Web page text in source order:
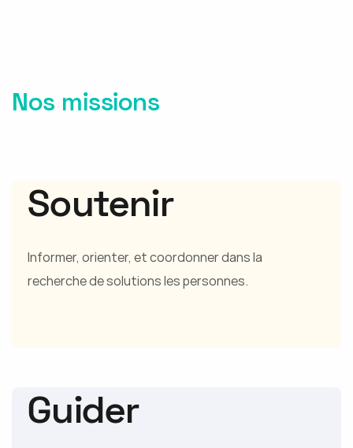
Nos missions
Soutenir
Informer, orienter, et coordonner dans la
recherche de solutions les personnes.
Guider